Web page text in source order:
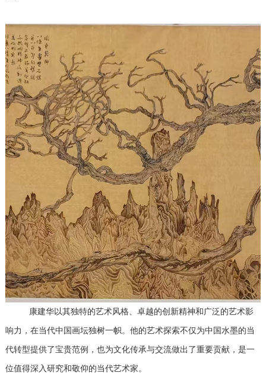
康建华以其独特的艺术风格、卓越的创新精神和广泛的艺术影
响力，在当代中国画坛独树一帜。他的艺术探索不仅为中国水墨的当
代转型提供了宝贵范例，也为文化传承与交流做出了重要贡献，是一
位值得深入研究和敬仰的当代艺术家。